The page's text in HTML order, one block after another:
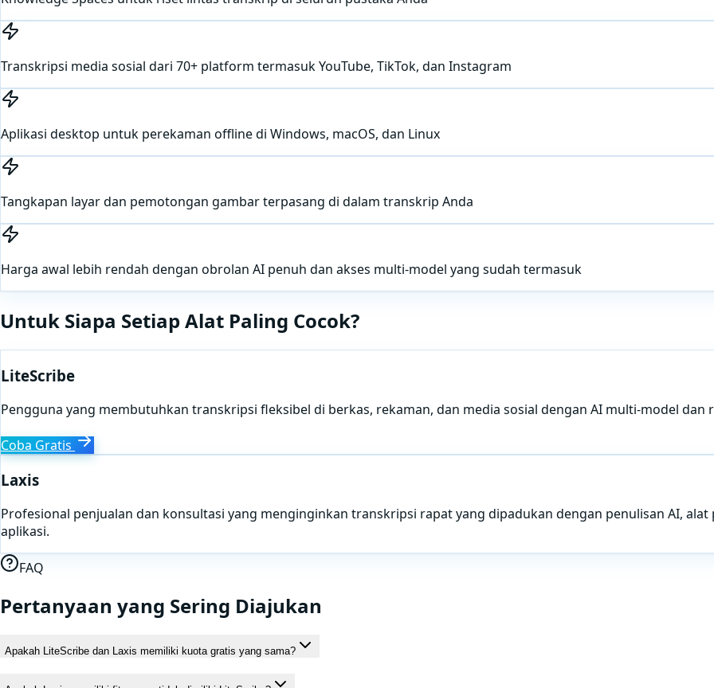
Transkripsi media sosial dari 70+ platform termasuk YouTube, TikTok, dan Instagram
Aplikasi desktop untuk perekaman offline di Windows, macOS, dan Linux
Tangkapan layar dan pemotongan gambar terpasang di dalam transkrip Anda
Harga awal lebih rendah dengan obrolan AI penuh dan akses multi-model yang sudah termasuk
Untuk Siapa Setiap Alat Paling Cocok?
LiteScribe
Pengguna yang membutuhkan transkripsi fleksibel di berkas, rekaman, dan media sosial dengan AI multi-model dan
Coba Gratis
Laxis
Profesional penjualan dan konsultasi yang menginginkan transkripsi rapat yang dipadukan dengan penulisan AI,
aplikasi.
FAQ
Pertanyaan yang Sering Diajukan
Apakah LiteScribe dan Laxis memiliki kuota gratis yang sama?